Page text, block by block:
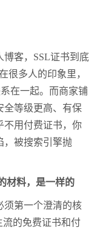
客，SSL证书到底
很多人的印象里，
在一起。而商家铺
全等级更高、有保
用付费证书，你
，被搜索引擎抛
料，是一样的
第一个澄清的核
流的免费证书和付